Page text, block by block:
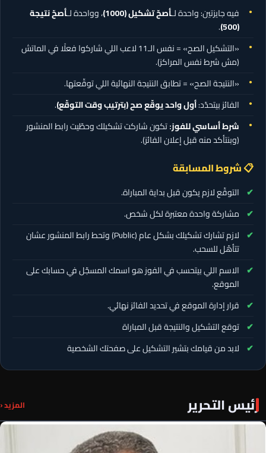
فيه جايزتين: واحدة لـأصحّ تشكيل(1000) ، وواحدة لـأصحّ نتيجة
(500)
.
«التشكيل الصح» = نفس الـ11 لاعب اللي شاركوا فعلًا في الماتش
(مش شرط نفس المراكز).
«النتيجة الصح» = تطابق النتيجة النهائية اللي توقّعتها.
الفائز بيتحدّد:أول واحد يوقّع صح (بترتيب وقت التوقّع).
شرط أساسي للفوز:تكون شاركت تشكيلك وحطّيت رابط المنشور
(وبنتأكد منه قبل إعلان الفائز).
📋 شروط المسابقة
التوقّع لازم يكون قبل بداية المباراة.
مشاركة واحدة معتبرة لكل شخص.
لازم تشارك تشكيلك بشكل عام (Public) وتحط رابط المنشور عشان
تتأهّل للسحب.
الاسم اللي بيتحسب في الفوز هو اسمك المسجّل في حسابك على
الموقع.
قرار إدارة الموقع في تحديد الفائز نهائي.
توقع التشكيل والنتيجة قبل المباراة
لابد من قيامك بتشير التشكيل على صفحتك الشخصية
رئيس التحرير المزيد ‹